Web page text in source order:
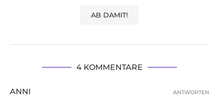
4 KOMMENTARE
ANNI ANTWORTEN